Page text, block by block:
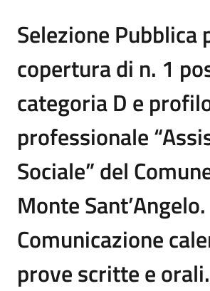
Selezione Pubblica
copertura di n. 1
categoria D e
professionale
Sociale” del
Monte Sant’Angelo.
Comunicazione
prove scritte e orali.